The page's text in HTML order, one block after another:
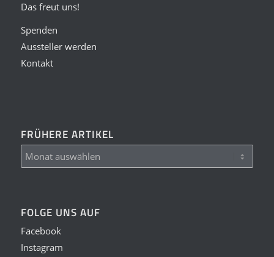
Das freut uns!
Spenden
Aussteller werden
Kontakt
FRÜHERE ARTIKEL
FOLGE UNS AUF
Facebook
Instagram